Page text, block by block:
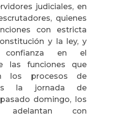
judiciales, en
quienes
con estricta
y la ley, y
confianza en el
las funciones que
los procesos de
la jornada de
domingo, los
con